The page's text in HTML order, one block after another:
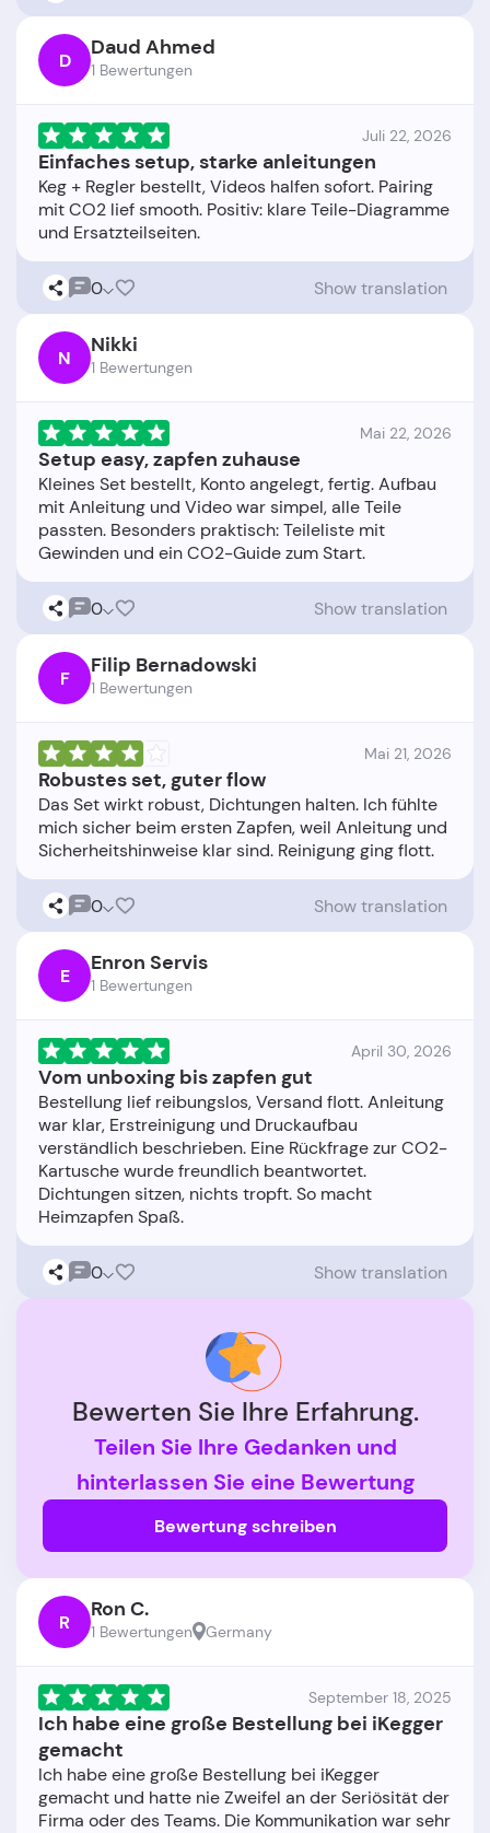
D Daud Ahmed
1 Bewertungen
Juli 22, 2026
Einfaches setup, starke anleitungen
Keg + Regler bestellt, Videos halfen sofort. Pairing
mit CO2 lief smooth. Positiv: klare Teile-Diagramme
0 Show translation
N Nikki
1 Bewertungen
Mai 22, 2026
Setup easy, zapfen zuhause
Kleines Set bestellt, Konto angelegt, fertig. Aufbau
mit Anleitung und Video war simpel, alle Teile
passten. Besonders praktisch: Teileliste mit
0 Show translation
F Filip Bernadowski
1 Bewertungen
Mai 21, 2026
Robustes set, guter flow
Das Set wirkt robust, Dichtungen halten. Ich fühlte
mich sicher beim ersten Zapfen, weil Anleitung und
0 Show translation
E Enron Servis
1 Bewertungen
April 30, 2026
Vom unboxing bis zapfen gut
Bestellung lief reibungslos, Versand flott. Anleitung
war klar, Erstreinigung und Druckaufbau
verständlich beschrieben. Eine Rückfrage zur CO2-
Kartusche wurde freundlich beantwortet.
Dichtungen sitzen, nichts tropft. So macht
0 Show translation
Bewerten Sie Ihre Erfahrung.
Teilen Sie Ihre Gedanken und
hinterlassen Sie eine Bewertung
Bewertung schreiben
R Ron C.
1 Bewertungen Germany
September 18, 2025
Ich habe eine große Bestellung bei iKegger
gemacht
Ich habe eine große Bestellung bei iKegger
gemacht und hatte nie Zweifel an der Seriösität der
Firma oder des Teams. Die Kommunikation war sehr